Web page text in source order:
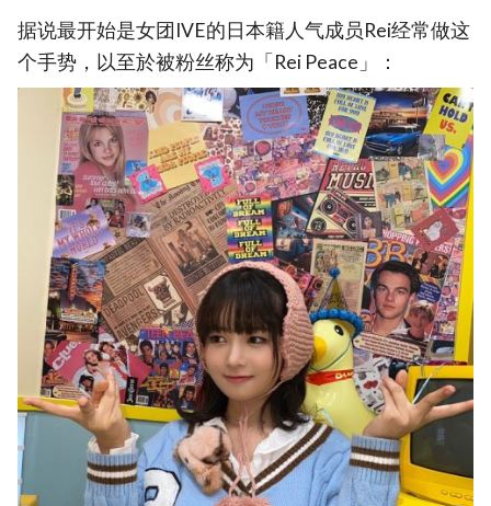
据说最开始是女团IVE的日本籍人气成员Rei经常做这
个手势，以至於被粉丝称为「Rei Peace」：